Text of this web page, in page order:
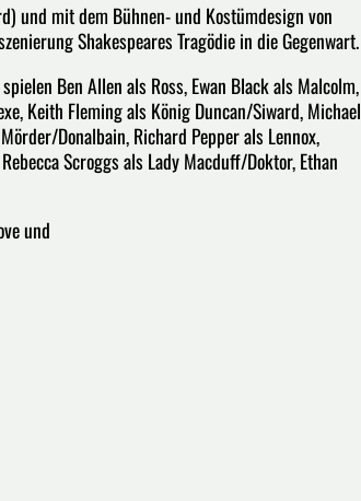
und mit dem Bühnen- und Kostümdesign von
Shakespeares Tragödie in die Gegenwart.
Ben Allen als Ross, Ewan Black als Malcolm,
Keith Fleming als König Duncan/Siward, Michael
Donalbain, Richard Pepper als Lennox,
Scroggs als Lady Macduff/Doktor, Ethan
und